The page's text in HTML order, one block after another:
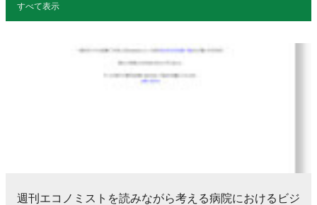
すべて表示
週刊エコノミストを読みながら考える病院におけるビジ